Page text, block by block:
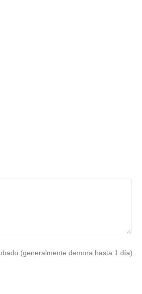
(generalmente demora hasta 1 día).